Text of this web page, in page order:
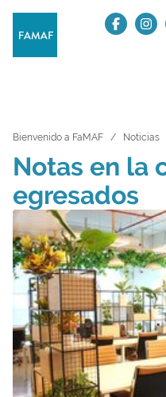
Bienvenido a FaMAF Noticias
Notas en la
egresados